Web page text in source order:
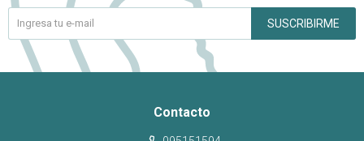
Contacto
SUSCRIBIRME